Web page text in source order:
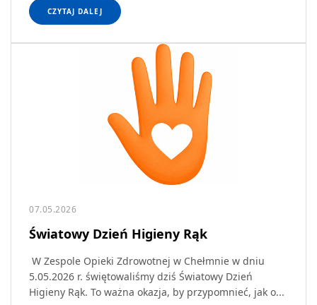
CZYTAJ DALEJ
07.05.2026
Światowy Dzień Higieny Rąk
W Zespole Opieki Zdrowotnej w Chełmnie w dniu
5.05.2026 r. świętowaliśmy dziś Światowy Dzień
Higieny Rąk. To ważna okazja, by przypomnieć, jak o...